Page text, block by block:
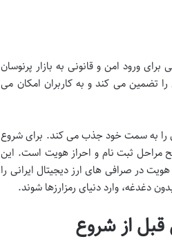
ورود امن و قانونی به بازار پرنوسان
را تضمین می کند و به کاربران امکان می
را به سمت خود جذب می کند. برای شروع
مراحل ثبت نام و احراز هویت است. این
در صرافی های ارز دیجیتال ایرانی را
دغدغه، وارد دنیای رمزارزها شوند.
قبل از شروع